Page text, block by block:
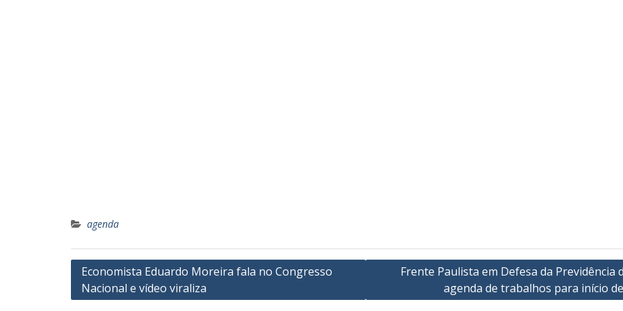
agenda
Navegação
de
Economista Eduardo Moreira fala no Congresso
Nacional e vídeo viraliza
Frente Paulista em Defesa da Previdência
agenda de trabalhos para início